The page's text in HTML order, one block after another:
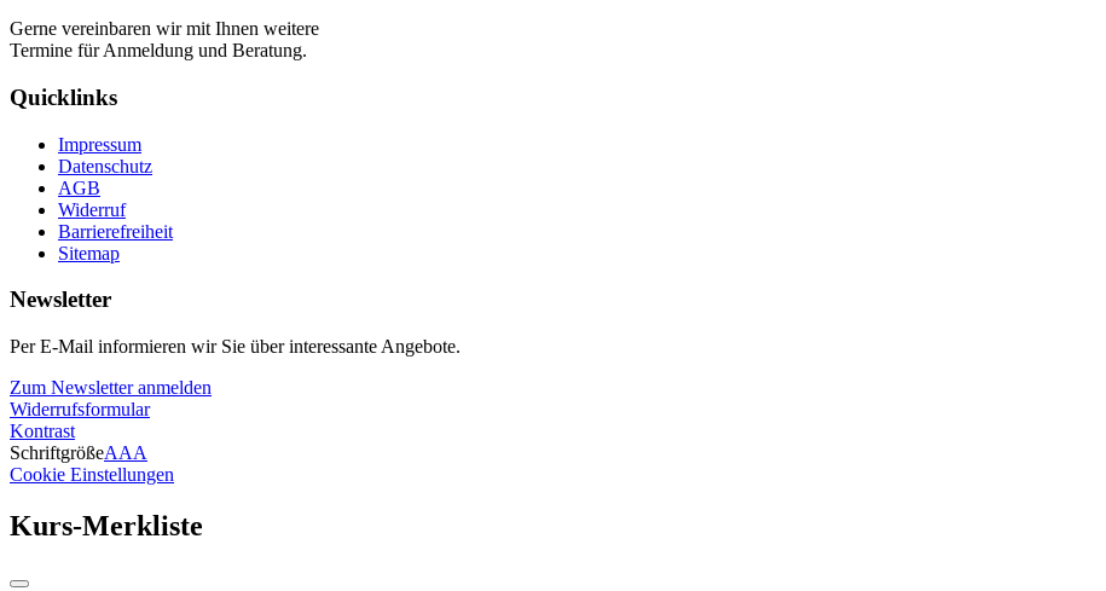
Gerne vereinbaren wir mit Ihnen weitere
Termine für Anmeldung und Beratung.
Quicklinks
Impressum
Datenschutz
AGB
Widerruf
Barrierefreiheit
Sitemap
Newsletter
Per E-Mail informieren wir Sie über interessante Angebote.
Zum Newsletter anmelden
Widerrufsformular
Kontrast
SchriftgrößeAAA
Cookie Einstellungen
Kurs-Merkliste